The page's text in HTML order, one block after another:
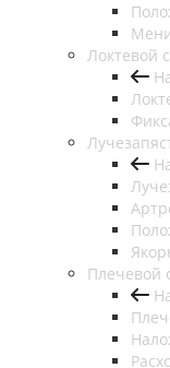
Локтевой
Плечевой